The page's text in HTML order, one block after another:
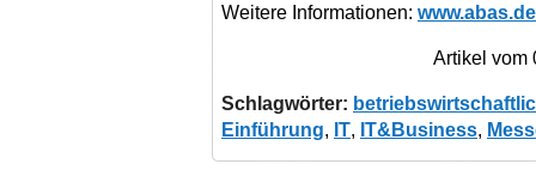
Weitere Informationen: www.abas.de
Artikel vom
Schlagwörter:
Einführung, IT, IT&Business,